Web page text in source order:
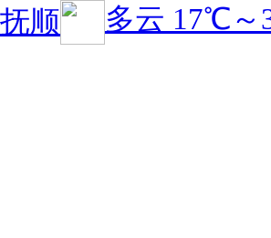
抚顺 多云 17℃～